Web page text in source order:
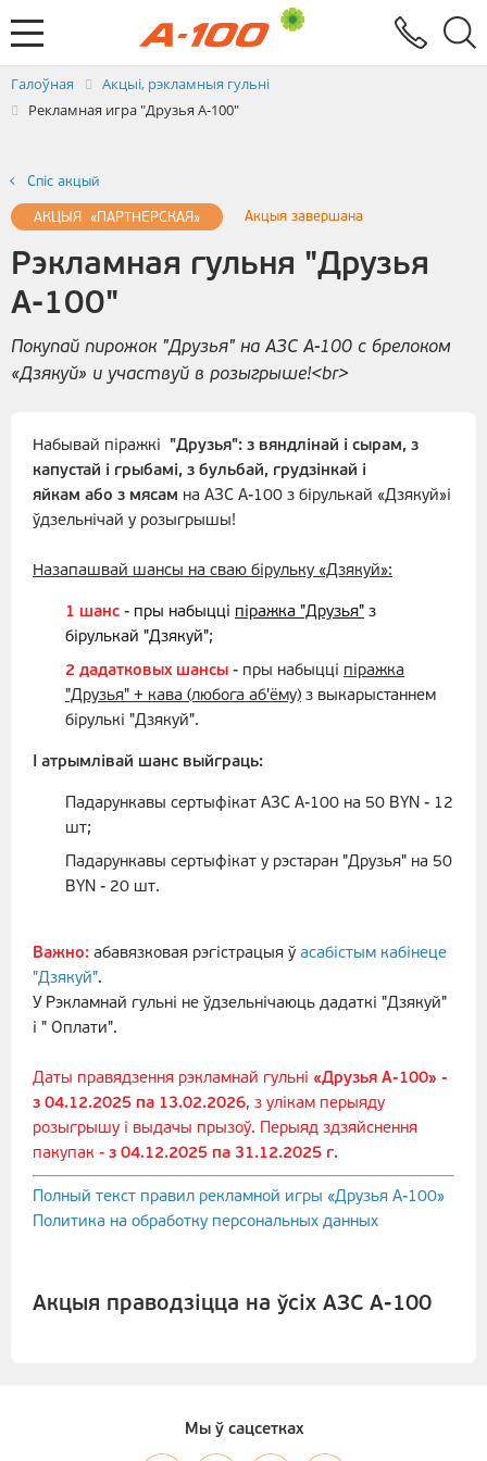
Зваротная сувязь
Паслугi
Заяўка на выстаўленне ЭРФ
Галоўная
Акцыі, рэкламныя гульні
Рекламная игра "Друзья А-100"
Спiс акцый
АКЦЫЯ «ПАРТНЕРСКАЯ» Акцыя завершана
Рэкламная гульня "Друзья
А-100"
Покупай пирожок "Друзья" на АЗС А-100 с брелоком
«Дзякуй» и участвуй в розыгрыше!<br>
Набывай піражкі
"Друзья": з вяндлінай і сырам, з
капустай і грыбамі, з бульбай, грудзінкай і
яйкам або з мясам на АЗС А-100 з бірулькай «Дзякуй»і
ўдзельнічай у розыгрышы!
Назапашвай шансы на сваю бірульку «Дзякуй»:
1 шанс - пры набыцці піражка "Друзья" з
бірулькай "Дзякуй";
2 дадатковых шансы - пры набыцці піражка
"Друзья" + кава (любога аб'ёму) з выкарыстаннем
бірулькі "Дзякуй".
І атрымлівай шанс выйграць:
Падарункавы сертыфікат АЗС А-100 на 50 BYN - 12
шт;
Падарункавы сертыфікат у рэстаран "Друзья" на 50
BYN - 20 шт.
Важно: абавязковая рэгістрацыя ў асабістым кабінеце
"Дзякуй".
У Рэкламнай гульні не ўдзельнічаюць дадаткі "Дзякуй"
і " Оплати".
Даты правядзення рэкламнай гульні «Друзья А-100» -
з 04.12.2025 па 13.02.2026, з улікам перыяду
розыгрышу і выдачы прызоў. Перыяд здзяйснення
пакупак - з 04.12.2025 па 31.12.2025 г.
Полный текст правил рекламной игры «Друзья А-100»
Политика на обработку персональных данных
Акцыя праводзіцца на ўсіх АЗС А-100
Мы ў сацсетках